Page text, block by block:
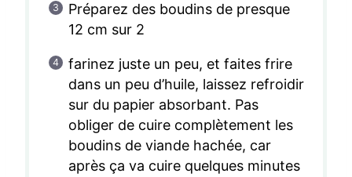
Préparez des boudins de presque
12 cm sur 2
farinez juste un peu, et faites frire
dans un peu d’huile, laissez refroidir
sur du papier absorbant. Pas
obliger de cuire complètement les
boudins de viande hachée, car
après ça va cuire quelques minutes